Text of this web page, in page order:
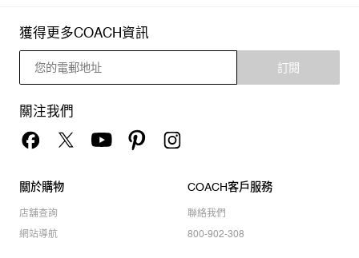
獲得更多COACH資訊
訂閱
關注我們
關於購物
店舖查詢
網站導航
COACH客戶服務
聯絡我們
800-902-308